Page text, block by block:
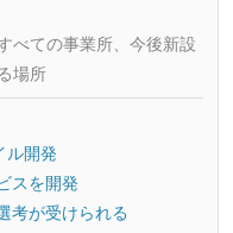
べての事業所、今後新設
場所
ル開発
スを開発
考が受けられる